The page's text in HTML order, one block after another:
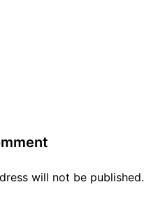
will not be published.